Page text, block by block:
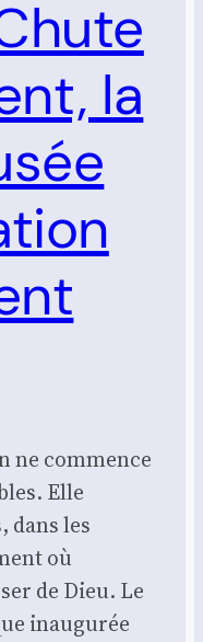
la
ne commence
Elle
dans les
où
de Dieu. Le
inaugurée